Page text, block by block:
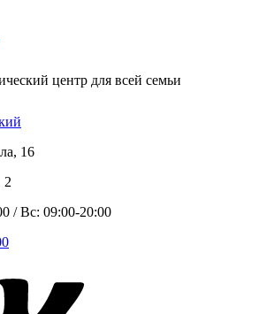
центр для всей семьи
16
2
/ Вс: 09:00-20:00